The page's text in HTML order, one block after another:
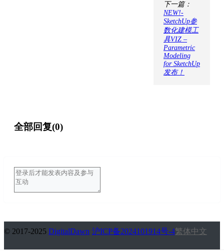
下一篇：
NEW!-
SketchUp参
数化建模工
具VIZ –
Parametric
Modeling
for SketchUp
发布！
全部回复(0)
© 2017-2025 DigitalDawn 沪ICP备2024101914号-4繁体中文